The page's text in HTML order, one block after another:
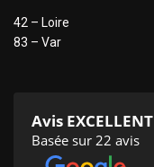
42 – Loire
83 – Var
Avis EXCELLENT
Basée sur 22 avis